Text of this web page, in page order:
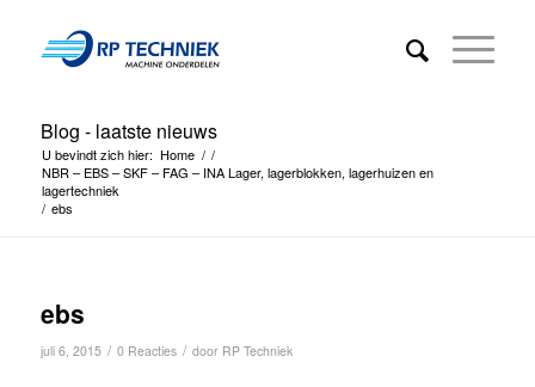
Blog - laatste nieuws
U bevindt zich hier: Home / /
NBR – EBS – SKF – FAG – INA Lager, lagerblokken, lagerhuizen en
lagertechniek
/ ebs
ebs
juli 6, 2015 / 0 Reacties / door RP Techniek